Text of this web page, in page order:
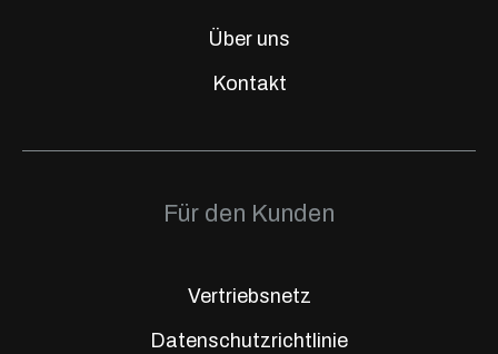
Über uns
Kontakt
Für den Kunden
Vertriebsnetz
Datenschutzrichtlinie